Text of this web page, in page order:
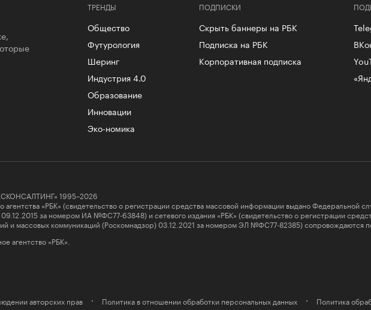
ТРЕНДЫ
Общество
Футурология
Шеринг
Индустрия 4.0
Образование
Инновации
Эко-номика
ПОДПИСКИ
Скрыть баннеры на РБК
Подписка на РБК
Корпоративная подписка
1995–2026
«РБК» (свидетельство о регистрации средства массовой информации выдано Федеральной
за номером ИА №ФС77-63848) и сетевого издания «РБК» (свидетельство о регистрации
и массовых коммуникаций (Роскомнадзор) 03.12.2021 за номером ЭЛ №ФС77-82385) сопровождаются
агентство «РБК».
авторских прав Политика в отношении обработки персональных данных Политика